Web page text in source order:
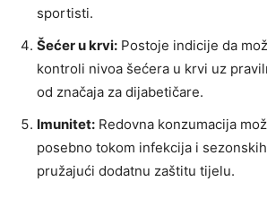
sportisti.
Šećer u krvi: Postoje indicije da
kontroli nivoa šećera u krvi uz
od značaja za dijabetičare.
Imunitet: Redovna konzumacija
posebno tokom infekcija i
pružajući dodatnu zaštitu tijelu.